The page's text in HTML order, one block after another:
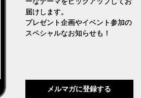
届けします。
プレゼント企画やイベント参加の
スペシャルなお知らせも！
メルマガに登録する